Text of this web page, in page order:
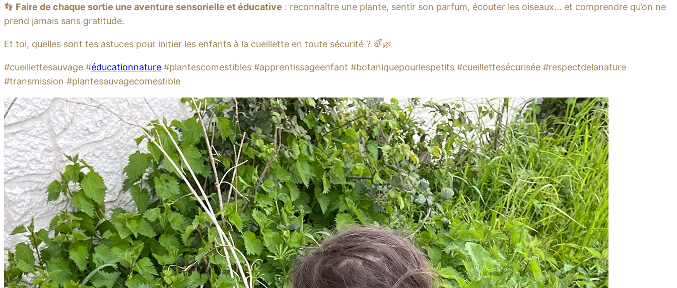
👣 Faire de chaque sortie une aventure sensorielle et éducative : reconnaître une plante, sentir son parfum, écouter les oiseaux… et comprendre qu’on ne
prend jamais sans gratitude.
Et toi, quelles sont tes astuces pour initier les enfants à la cueillette en toute sécurité ? 🌈🌿
#cueillettesauvage #éducationnature #plantescomestibles #apprentissageenfant #botaniquepourlespetits #cueillettesécurisée #respectdelanature
#transmission #plantesauvagecomestible